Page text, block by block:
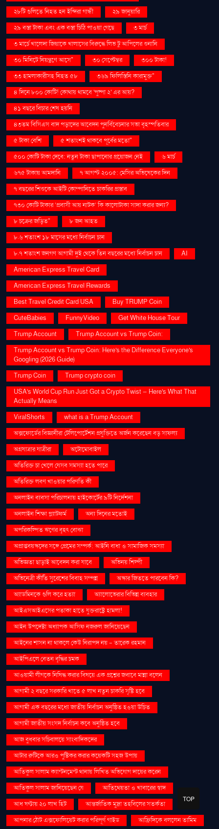
২৮টি গুলিতে নিহত হন ইন্দিরা গান্ধী
২৯ জানুয়ারি
২৯ বস্তা টাকা এবং এক বস্তা চিঠি পাওয়া গেছে
৩ মার্চ
৩ মার্চে খালেদা জিয়াকে খালাসের বিরুদ্ধে লিভ টু আপিলের শুনানি
৩০ মিনিটে নিয়ন্ত্রণে আসে"
৩০ সেপ্টেম্বর
৩০০ টাকা!
৩৩ হামলাকারীসহ নিহত ৫৮
৩৬৯ ফিলিস্তিনি কারামুক্ত"
৪ দিনে ৮০০ কোটি! কোথায় থামবে 'পুষ্পা ২' এর আয়?
৪১ বছরে বিচার শেষ হয়নি
৪৩তম বিসিএস বাদ পড়াদের আবেদন পুনর্বিবেচনার সভা বৃহস্পতিবার
৫ টাকা বেশি
৫ শতাংশই থাকবে পূর্বের মতো"
৫০০ কোটি টাকা দেবে: নতুন টাকা ছাপানোর প্রয়োজন নেই
৬ মার্চ
৬৭৫ টাকায় আমদানি
৭ আগস্ট ২০০৫: মেসির অভিষেকের দিন
৭ বছরের শিশুকে আইটি কোম্পানিতে চাকরির প্রস্তাব
৭৩০ কোটি টাকার ‘প্রবাসী আয় নাটক’ কি কালোটাকা সাদা করার জন্য?
৮ চক্রের জড়িত"
৮ জন আহত
৮.৬ শতাংশ ১৮ মাসের মধ্যে নির্বাচন চান
৮.৭ শতাংশ জনগণ আগামী দুই থেকে তিন বছরের মধ্যে নির্বাচন চান
AI
American Express Travel Card
American Express Travel Rewards
Best Travel Credit Card USA
Buy TRUMP Coin
CuteBabies
FunnyVideo
Get White House Tour
Trump Account
Trump Account vs Trump Coin:
Trump Account vs Trump Coin: Here's the Difference Everyone's
Googling (2026 Guide)
Trump Coin
Trump crypto coin
USA's World Cup Run Just Got a Crypto Twist — Here's What That
Actually Means
ViralShorts
what is a Trump Account
অক্সফোর্ডের বিজ্ঞানীরা টেলিপোর্টেশন প্রযুক্তিতে অর্জন করেছেন বড় সাফল্য
অগ্রযাত্রার যাত্রীরা
অটোমোবাইল
অতিরিক্ত চা খেলে যেসব সমস্যা হতে পারে
অতিরিক্ত লবণ খাওয়ার পরিণতি কী
অনলাইন ব্যবসা পরিচালনায় হাইকোর্টের ৯টি নির্দেশনা
অনলাইন শিক্ষা প্ল্যাটফর্ম
অন্য দিনের মতোই
অপরিকল্পিত ঋণের বৃহৎ বোঝা
অপ্রাপ্তবয়স্কদের সঙ্গে প্রেমের সম্পর্ক: আইনি বাধা ও সামাজিক সমস্যা
অভিজ্ঞতা ছাড়াই আবেদন করা যাবে
অভিনয় শিল্পী
অভিনেত্রী কীর্তি সুরেশের বিবাহ সম্পন্ন
অস্কার জিততে পারবেন কি?
অ্যাডমিনকে গুলি করে হত্যা
অ্যালোভেরার বিভিন্ন ব্যবহার
আইএসআইএসের পতাকা হাতে যুক্তরাষ্ট্রে হামলা!
আইন উপদেষ্টা অধ্যাপক আসিফ নজরুল জানিয়েছেন
আইনের শাসন না থাকলে কেউ নিরাপদ নয় - তারেক রহমান
আইপিএলে বেতন বৃদ্ধির চমক
আওয়ামী লীগকে নিষিদ্ধ করার বিষয়ে এক প্রশ্নের জবাবে মান্না বলেন
আগামী ২ বছরে সরকারি খাতে ৫ লাখ নতুন চাকরি সৃষ্টি হবে
আগামী এক বছরের মধ্যে জাতীয় নির্বাচন অনুষ্ঠিত হওয়া উচিত
আগামী জাতীয় সংসদ নির্বাচন কবে অনুষ্ঠিত হবে
আজ বুধবার সচিবালয়ে সাংবাদিকদের
আটার রুটিকে আরও পুষ্টিকর করার কয়েকটি সহজ উপায়
আতিকুল সালাম ক্যান্টনমেন্ট থানায় লিখিত অভিযোগ দায়ের করেন
আতিকুল সালাম জানিয়েছেন যে
আতিথেয়তা ও খাবারের স্বাদ
আধ ঘণ্টায় ২০ লাখ হিট
আন্তর্জাতিক মুদ্রা তহবিলের সতর্কতা
আপনার ঠোঁট এক্সফোলিয়েট করার পরিপূর্ণ গাইড
আফ্রিদিকে বললেন তামিম
TOP